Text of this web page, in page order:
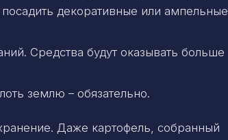
декоративные или ампельные
Средства будут оказывать больше
землю – обязательно.
Даже картофель, собранный